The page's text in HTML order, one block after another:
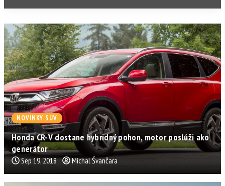
NOVINKY SUV
Honda CR-V dostane hybridný pohon, motor poslúži ako
generátor
Sep 19, 2018 Michal Švančara